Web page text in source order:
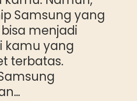
Samsung yang
menjadi
kamu yang
terbatas.